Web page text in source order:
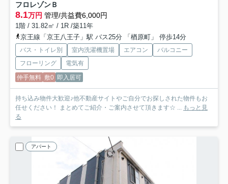
フロレゾンＢ
8.1万円 管理/共益費6,000円
1階 / 31.82㎡ / 1R /築11年
京王線「京王八王子」駅 バス25分 「楢原町」 停歩14分
バス・トイレ別 室内洗濯機置場 エアコン
バルコニー
フローリング
電気有
仲手無料 敷0 即入居可
持ち込み物件大歓迎♪他不動産サイトやご自分でお探しされた物件もお
任せください！ まとめてご紹介・ご案内させて頂きます☆ ... もっと見
る
アパート